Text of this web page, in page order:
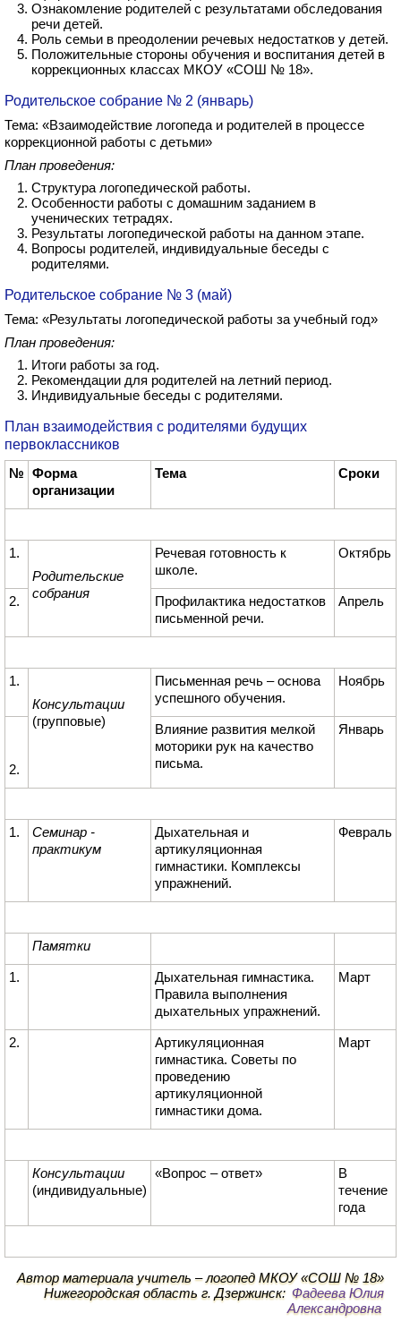
Ознакомление родителей с результатами обследования
речи детей.
Роль семьи в преодолении речевых недостатков у детей.
Положительные стороны обучения и воспитания детей в
коррекционных классах МКОУ «СОШ № 18».
Родительское собрание № 2 (январь)
Тема: «Взаимодействие логопеда и родителей в процессе
коррекционной работы с детьми»
План проведения:
Структура логопедической работы.
Особенности работы с домашним заданием в
ученических тетрадях.
Результаты логопедической работы на данном этапе.
Вопросы родителей, индивидуальные беседы с
родителями.
Родительское собрание № 3 (май)
Тема: «Результаты логопедической работы за учебный год»
План проведения:
Итоги работы за год.
Рекомендации для родителей на летний период.
Индивидуальные беседы с родителями.
План взаимодействия с родителями будущих
первоклассников
№ Форма
организации
Тема Сроки
1.
Родительские
собрания
Речевая готовность к
школе.
Октябрь
2.
Профилактика недостатков
письменной речи.
Апрель
1.
Консультации
(групповые)
Письменная речь – основа
успешного обучения.
Ноябрь
2.
Влияние развития мелкой
моторики рук на качество
письма.
Январь
1.
Семинар -
практикум
Дыхательная и
артикуляционная
гимнастики. Комплексы
упражнений.
Февраль
Памятки
1.
Дыхательная гимнастика.
Правила выполнения
дыхательных упражнений.
Март
2.
Артикуляционная
гимнастика. Советы по
проведению
артикуляционной
гимнастики дома.
Март
Консультации
(индивидуальные)
«Вопрос – ответ»
В
течение
года
Автор материала учитель – логопед МКОУ «СОШ № 18»
Нижегородская область г. Дзержинск: Фадеева Юлия
Александровна